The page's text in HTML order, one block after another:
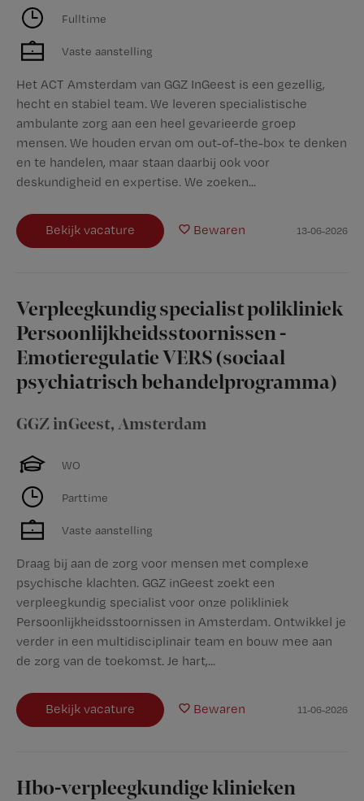
Fulltime
Vaste aanstelling
Het ACT Amsterdam van GGZ InGeest is een gezellig,
hecht en stabiel team. We leveren specialistische
ambulante zorg aan een heel gevarieerde groep
mensen. We houden ervan om out-of-the-box te denken
en te handelen, maar staan daarbij ook voor
deskundigheid en expertise. We zoeken...
Bekijk vacature Bewaren 13-06-2026
Verpleegkundig specialist polikliniek
Persoonlijkheidsstoornissen -
Emotieregulatie VERS (sociaal
psychiatrisch behandelprogramma)
GGZ inGeest, Amsterdam
WO
Parttime
Vaste aanstelling
Draag bij aan de zorg voor mensen met complexe
psychische klachten. GGZ inGeest zoekt een
verpleegkundig specialist voor onze polikliniek
Persoonlijkheidsstoornissen in Amsterdam. Ontwikkel je
verder in een multidisciplinair team en bouw mee aan
de zorg van de toekomst. Je hart,...
Bekijk vacature Bewaren 11-06-2026
Hbo-verpleegkundige klinieken